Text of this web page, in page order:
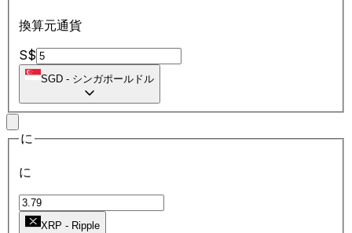
換算元通貨
S$
SGD - シンガポールドル
に
に
XRP - Ripple